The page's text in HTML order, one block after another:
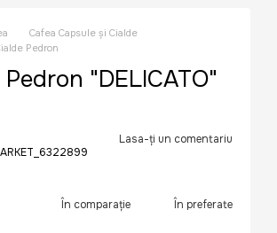
Cafea Capsule și Cialde
Pedron
"DELICATO"
Lasa-ți un comentariu
În comparație În preferate